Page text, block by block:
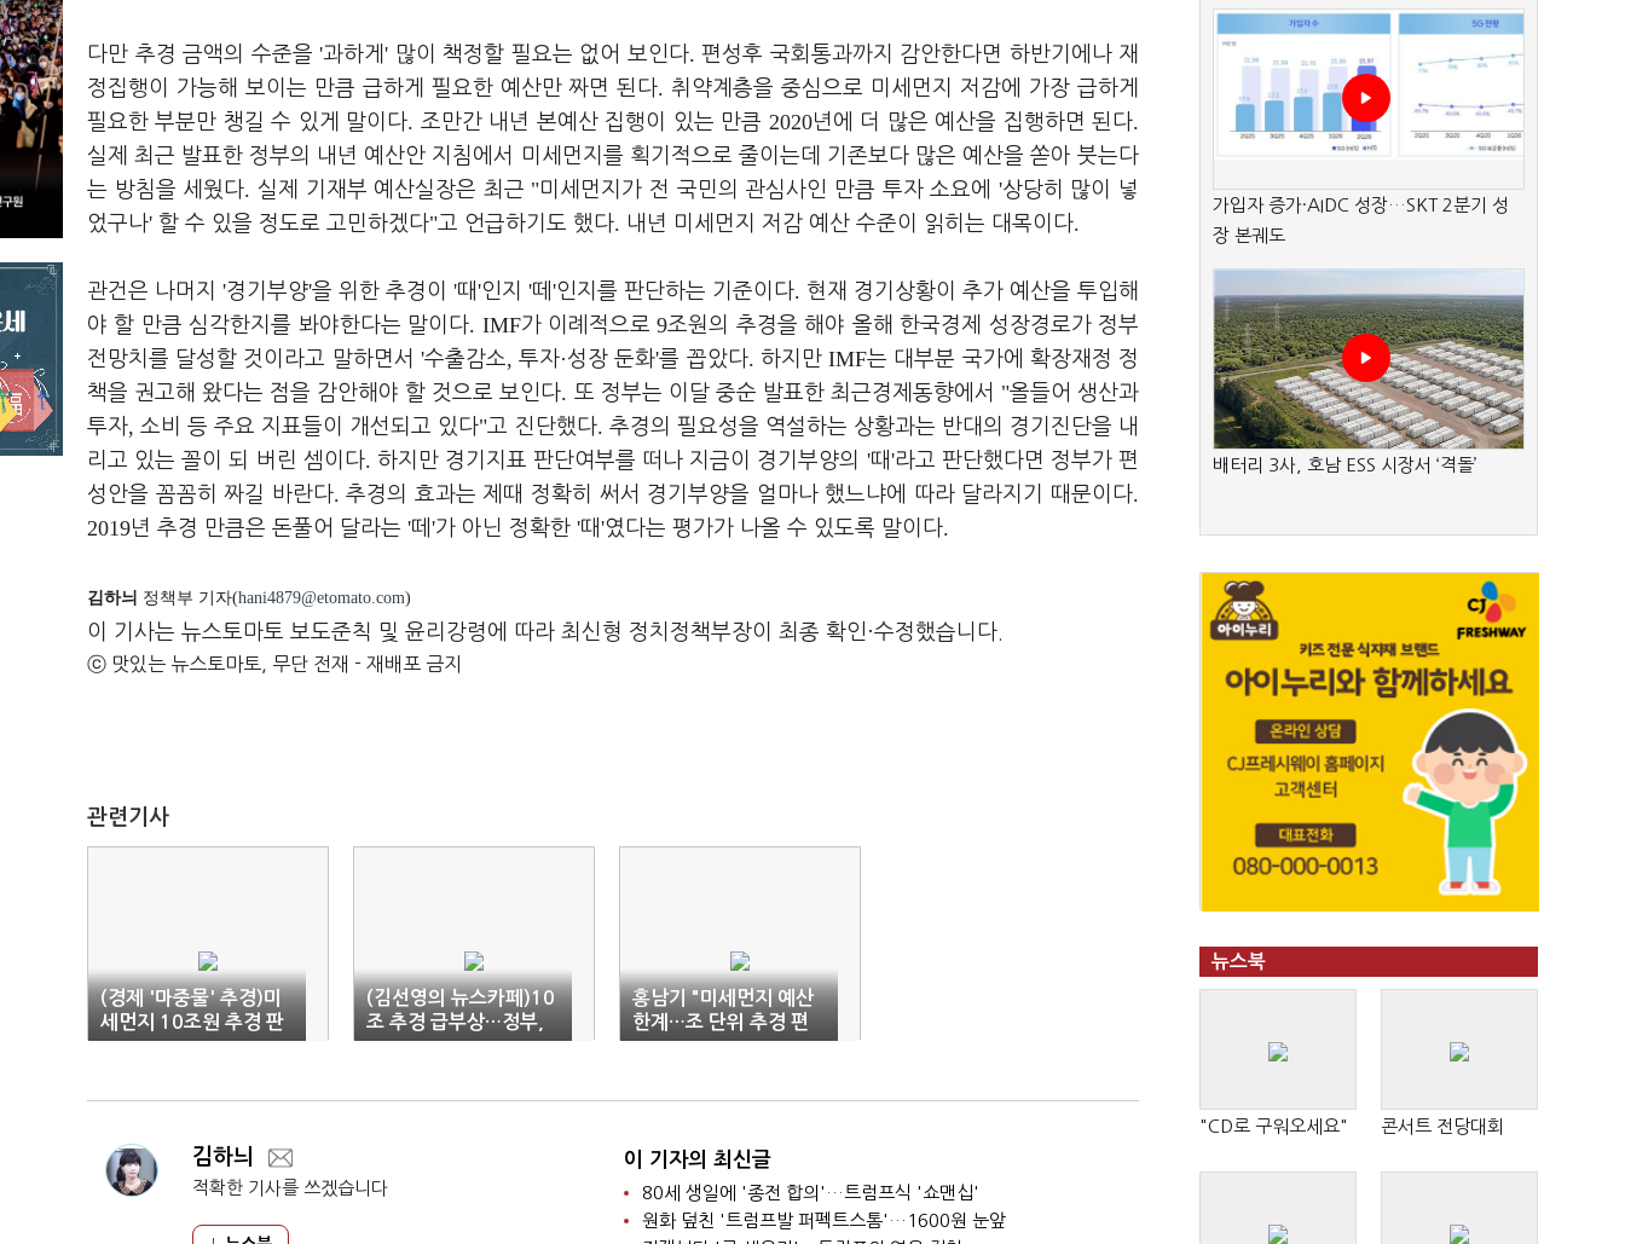
다만 추경 금액의 수준을 '과하게 ' 많이 책정할 필요는 없어 보인다. 편성후 국회통과까지 감안한다면 하반기에나 재
정집행이 가능해 보이는 만큼 급하게 필요한 예산만 짜면 된다. 취약계층을 중심으로 미세먼지 저감에 가장 급하게
필요한 부분만 챙길 수 있게 말이다. 조만간 내년 본예산 집행이 있는 만큼 2020년에 더 많은 예산을 집행하면 된다.
실제 최근 발표한 정부의 내년 예산안 지침에서 미세먼지를 획기적으로 줄이는데 기존보다 많은 예산을 쏟아 붓는다
는 방침을 세웠다. 실제 기재부 예산실장은 최근 "미세먼지가 전 국민의 관심사인 만큼 투자 소요에 '상당히 많이 넣
었구나' 할 수 있을 정도로 고민하겠다"고 언급하기도 했다. 내년 미세먼지 저감 예산 수준이 읽히는 대목이다.
관건은 나머지 '경기부양'을 위한 추경이 '때'인지 '떼 '인지를 판단하는 기준이다. 현재 경기상황이 추가 예산을 투입해
야 할 만큼 심각한지를 봐야한다는 말이다. IMF가 이례적으로9조원의 추경을 해야 올해 한국경제 성장경로가 정부
전망치를 달성할 것이라고 말하면서 '수출감소,투자·성장 둔화'를 꼽았다. 하지만IMF는 대부분 국가에 확장재정 정
책을 권고해 왔다는 점을 감안해야 할 것으로 보인다. 또 정부는 이달 중순 발표한 최근경제동향에서 "올들어 생산과
투자,소비 등 주요 지표들이 개선되고 있다"고 진단했다. 추경의 필요성을 역설하는 상황과는 반대의 경기진단을 내
리고 있는 꼴이 되 버린 셈이다. 하지만 경기지표 판단여부를 떠나 지금이 경기부양의 '때'라고 판단했다면 정부가 편
성안을 꼼꼼히 짜길 바란다.추경의 효과는 제때 정확히 써서 경기부양을 얼마나 했느냐에 따라 달라지기 때문이다.
2019년 추경 만큼은 돈풀어 달라는 '떼 '가 아닌 정확한 '때'였다는 평가가 나올 수 있도록 말이다.
김하늬 정책부 기자(hani4879@etomato.com)
이 기사는 뉴스토마토 보도준칙 및 윤리강령에 따라 최신형 정치정책부장이 최종 확인·수정했습니다.
ⓒ 맛있는 뉴스토마토, 무단 전재 - 재배포 금지
관련기사
(경제 '마중물' 추경)미
세먼지 10조원 추경 판
커진다
(김선영의 뉴스카페)10
조 추경 급부상…정부,
경제에 올인하나?
홍남기 "미세먼지 예산
한계…조 단위 추경 편
성 검토"
김하늬
적확한 기사를 쓰겠습니다
이 기자의 최신글
80세 생일에 '종전 합의'…트럼프식 '쇼맨십'
원화 덮친 '트럼프발 퍼펙트스톰'…1600원 눈앞
가입자 증가·AIDC 성장…SKT 2분기 성
장 본궤도
배터리 3사, 호남 ESS 시장서 ‘격돌’
뉴스북
"CD로 구워오세요" 콘서트 전당대회